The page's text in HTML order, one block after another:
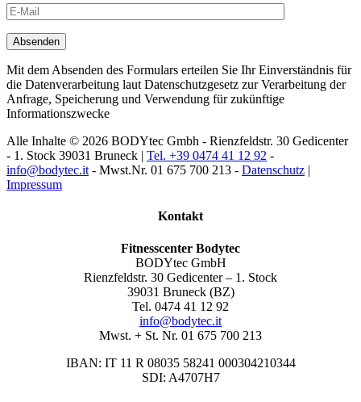
Mit dem Absenden des Formulars erteilen Sie Ihr Einverständnis für
die Datenverarbeitung laut Datenschutzgesetz zur Verarbeitung der
Anfrage, Speicherung und Verwendung für zukünftige
Informationszwecke
Alle Inhalte © 2026 BODYtec Gmbh - Rienzfeldstr. 30 Gedicenter
- 1. Stock 39031 Bruneck | Tel. +39 0474 41 12 92 -
info@bodytec.it - Mwst.Nr. 01 675 700 213 - Datenschutz |
Impressum
Kontakt
Fitnesscenter Bodytec
BODYtec GmbH
Rienzfeldstr. 30 Gedicenter – 1. Stock
39031 Bruneck (BZ)
Tel. 0474 41 12 92
info@bodytec.it
Mwst. + St. Nr. 01 675 700 213
IBAN: IT 11 R 08035 58241 000304210344
SDI: A4707H7